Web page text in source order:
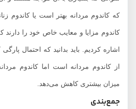
که کاندوم مردانه بهتر است یا کاندوم زنانه؟
کاندوم مزایا و معایب خاص خود را دارند که
اشاره کردیم. باید بدانید که احتمال پارگی
از کاندوم مردانه است اما کاندوم مردانه
میزان بیشتری کاهش می‌دهد.
جمع‌بندی